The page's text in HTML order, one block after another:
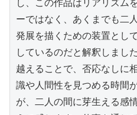
し、この作品はリアリズム
ーではなく、あくまでも二
発展を描くための装置とし
しているのだと解釈しまし
越えることで、否応なしに
識や人間性を見つめる時間
が、二人の間に芽生える感